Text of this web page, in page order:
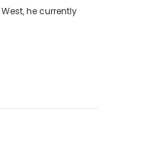
he currently